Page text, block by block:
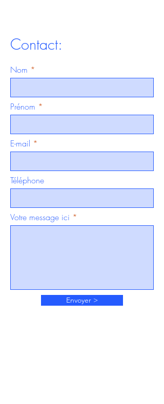
Contact:
Nom
Prénom
E-mail
Téléphone
Votre message ici
Envoyer >